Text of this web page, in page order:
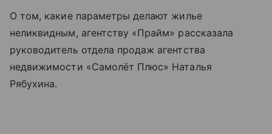
О том, какие параметры делают жилье
неликвидным, агентству «Прайм» рассказала
руководитель отдела продаж агентства
недвижимости «Самолёт Плюс» Наталья
Рябухина.